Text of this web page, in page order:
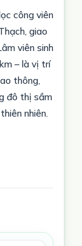
công viên
giao
viên sinh
– là vị trí
thông,
đô thị sầm
nhiên.